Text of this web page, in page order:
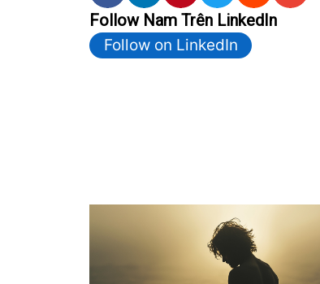
Follow Nam Trên LinkedIn
Follow on LinkedIn